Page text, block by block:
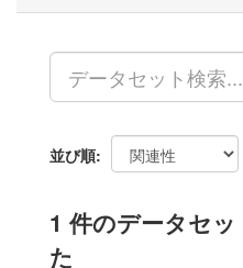
並び順
1 件のデータセ
た